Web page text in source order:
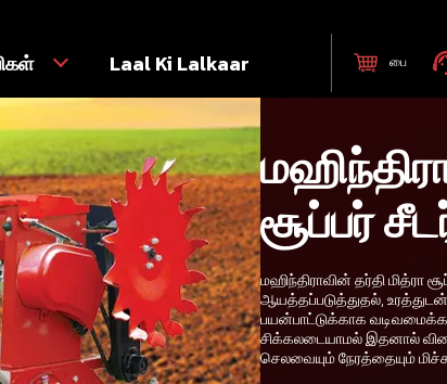
Laal Ki Lalkaar பை
சூப்பர்
மஹிந்திராவின் தர்தி மித்ரா
ஆயத்தப்படுத்துதல்,
பயன்பாட்டுக்காக
சிக்கலடையாமல் இதனால்
செலவையும் நேரத்தையும்